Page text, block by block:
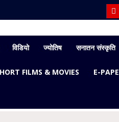
विडियो ज्योतिष सनातन संस्कृति
FILMS & MOVIES E-